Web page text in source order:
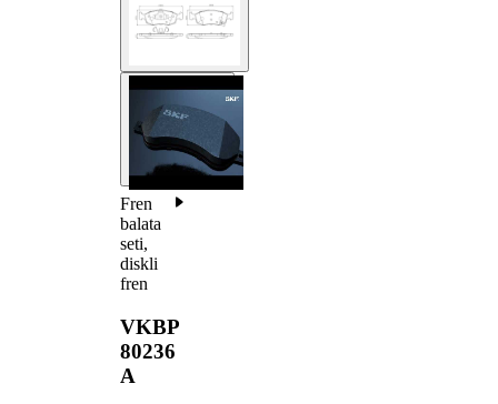
Fren
balata
seti,
diskli
fren
VKBP
80236
A